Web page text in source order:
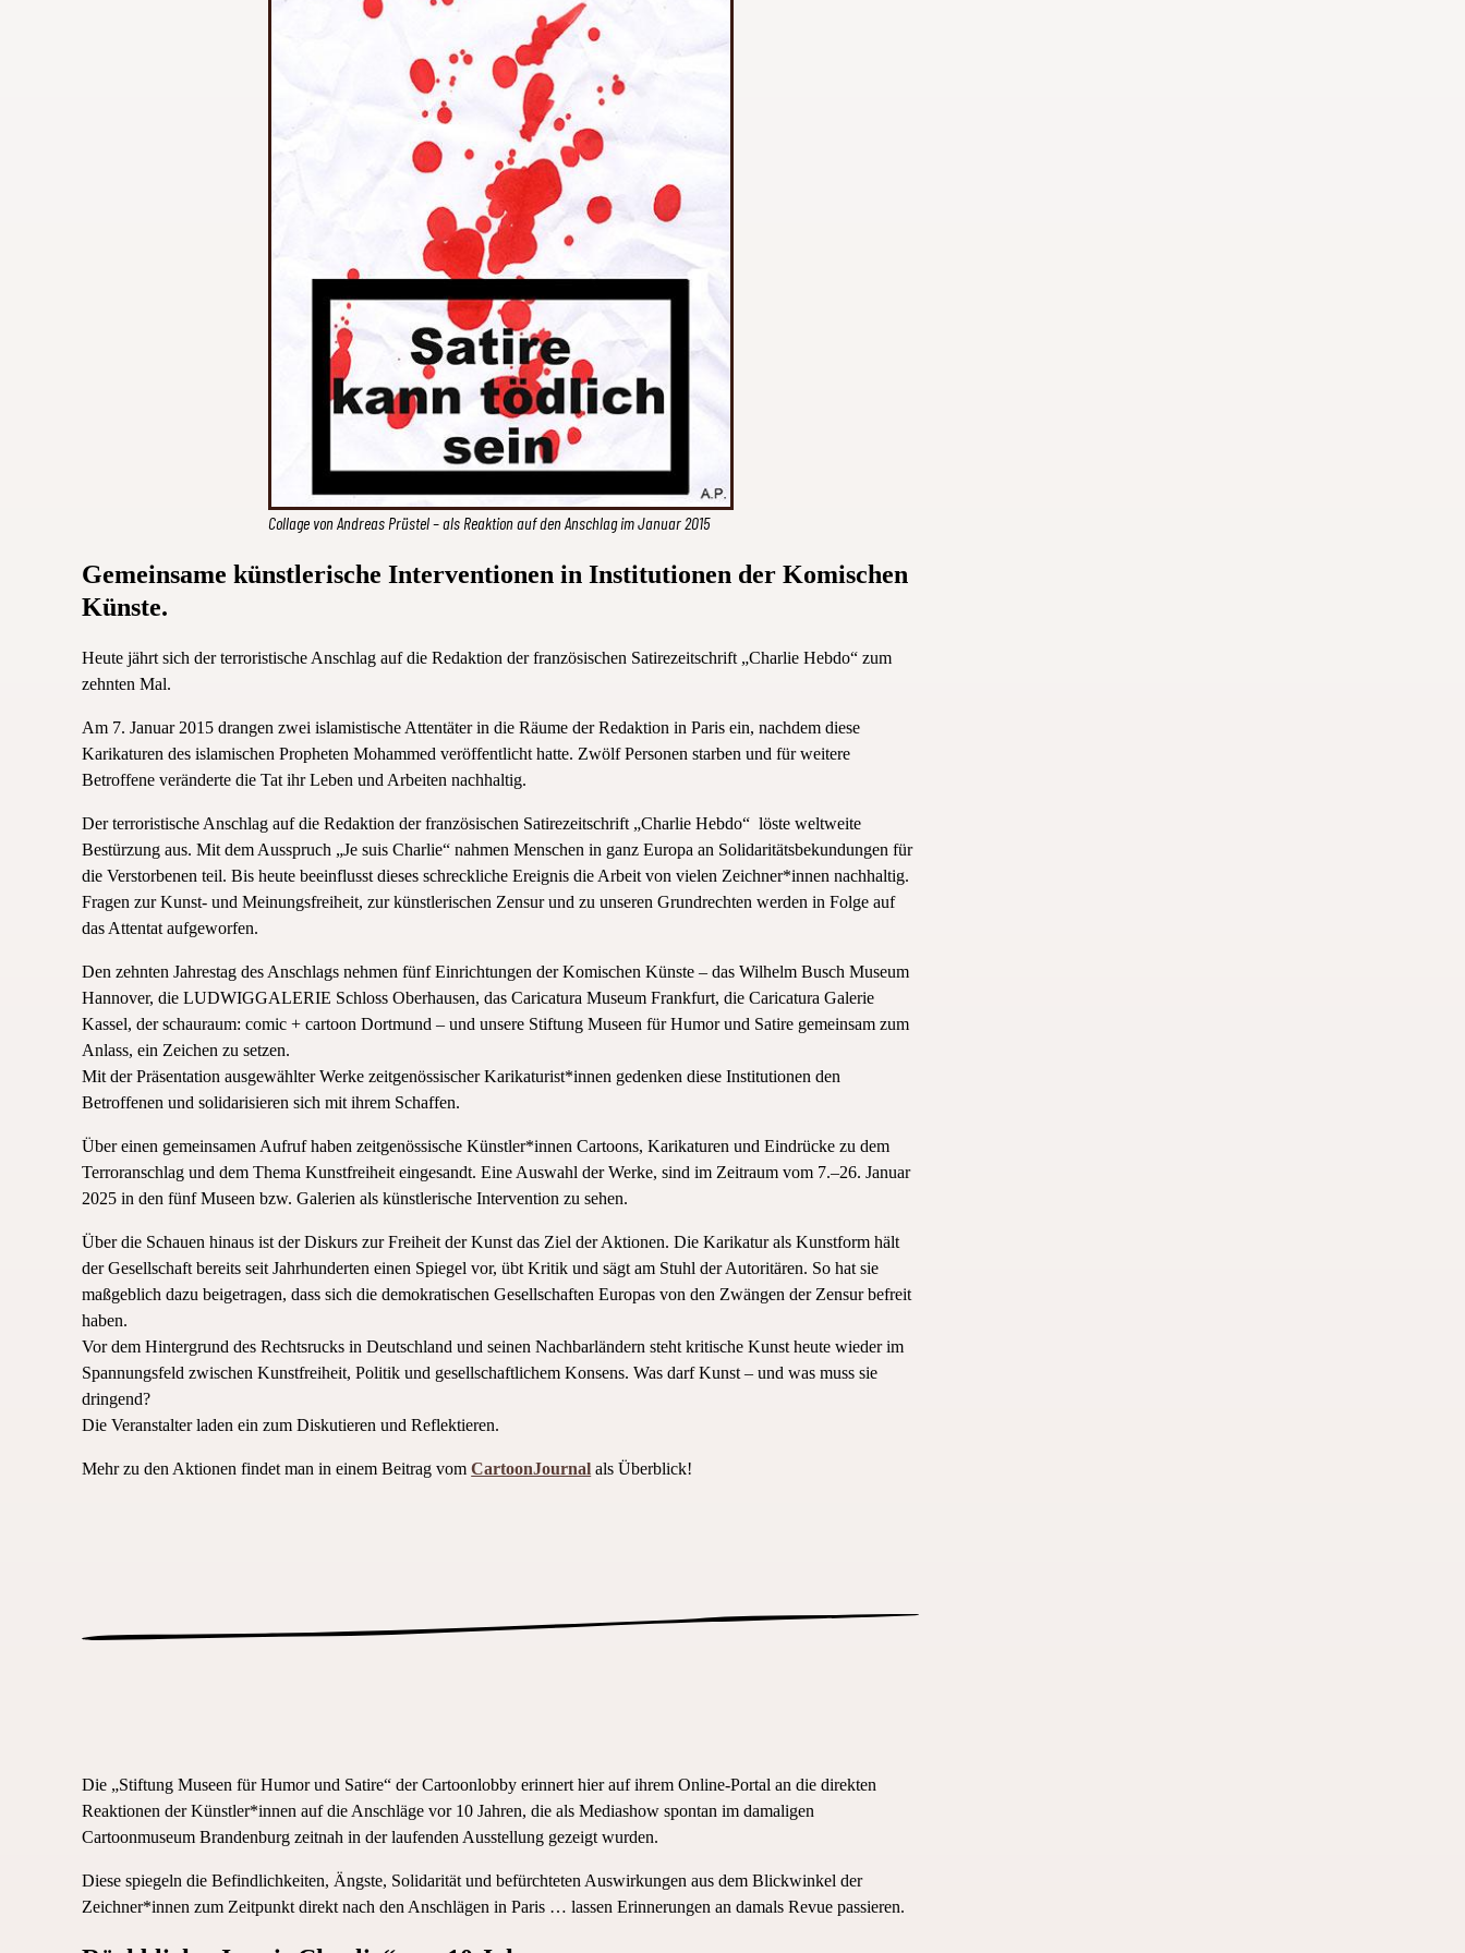
Collage von Andreas Prüstel – als Reaktion auf den Anschlag im Januar 2015
Gemeinsame künstlerische Interventionen in Institutionen der Komischen
Künste.
Heute jährt sich der terroristische Anschlag auf die Redaktion der französischen Satirezeitschrift „Charlie Hebdo“ zum
zehnten Mal.
Am 7. Januar 2015 drangen zwei islamistische Attentäter in die Räume der Redaktion in Paris ein, nachdem diese
Karikaturen des islamischen Propheten Mohammed veröffentlicht hatte. Zwölf Personen starben und für weitere
Betroffene veränderte die Tat ihr Leben und Arbeiten nachhaltig.
Der terroristische Anschlag auf die Redaktion der französischen Satirezeitschrift „Charlie Hebdo“ löste weltweite
Bestürzung aus. Mit dem Ausspruch „Je suis Charlie“ nahmen Menschen in ganz Europa an Solidaritätsbekundungen für
die Verstorbenen teil. Bis heute beeinflusst dieses schreckliche Ereignis die Arbeit von vielen Zeichner*innen nachhaltig.
Fragen zur Kunst- und Meinungsfreiheit, zur künstlerischen Zensur und zu unseren Grundrechten werden in Folge auf
das Attentat aufgeworfen.
Den zehnten Jahrestag des Anschlags nehmen fünf Einrichtungen der Komischen Künste – das Wilhelm Busch Museum
Hannover, die LUDWIGGALERIE Schloss Oberhausen, das Caricatura Museum Frankfurt, die Caricatura Galerie
Kassel, der schauraum: comic + cartoon Dortmund – und unsere Stiftung Museen für Humor und Satire gemeinsam zum
Anlass, ein Zeichen zu setzen.
Mit der Präsentation ausgewählter Werke zeitgenössischer Karikaturist*innen gedenken diese Institutionen den
Betroffenen und solidarisieren sich mit ihrem Schaffen.
Über einen gemeinsamen Aufruf haben zeitgenössische Künstler*innen Cartoons, Karikaturen und Eindrücke zu dem
Terroranschlag und dem Thema Kunstfreiheit eingesandt. Eine Auswahl der Werke, sind im Zeitraum vom 7.–26. Januar
2025 in den fünf Museen bzw. Galerien als künstlerische Intervention zu sehen.
Über die Schauen hinaus ist der Diskurs zur Freiheit der Kunst das Ziel der Aktionen. Die Karikatur als Kunstform hält
der Gesellschaft bereits seit Jahrhunderten einen Spiegel vor, übt Kritik und sägt am Stuhl der Autoritären. So hat sie
maßgeblich dazu beigetragen, dass sich die demokratischen Gesellschaften Europas von den Zwängen der Zensur befreit
haben.
Vor dem Hintergrund des Rechtsrucks in Deutschland und seinen Nachbarländern steht kritische Kunst heute wieder im
Spannungsfeld zwischen Kunstfreiheit, Politik und gesellschaftlichem Konsens. Was darf Kunst – und was muss sie
dringend?
Die Veranstalter laden ein zum Diskutieren und Reflektieren.
Mehr zu den Aktionen findet man in einem Beitrag vomCartoonJournal als Überblick!
Die „Stiftung Museen für Humor und Satire“ der Cartoonlobby erinnert hier auf ihrem Online-Portal an die direkten
Reaktionen der Künstler*innen auf die Anschläge vor 10 Jahren, die als Mediashow spontan im damaligen
Cartoonmuseum Brandenburg zeitnah in der laufenden Ausstellung gezeigt wurden.
Diese spiegeln die Befindlichkeiten, Ängste, Solidarität und befürchteten Auswirkungen aus dem Blickwinkel der
Zeichner*innen zum Zeitpunkt direkt nach den Anschlägen in Paris … lassen Erinnerungen an damals Revue passieren.